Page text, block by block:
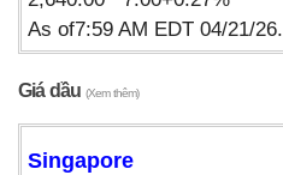
As of7:59 AM EDT 04/21/26.
Giá dầu (Xem thêm)
Singapore